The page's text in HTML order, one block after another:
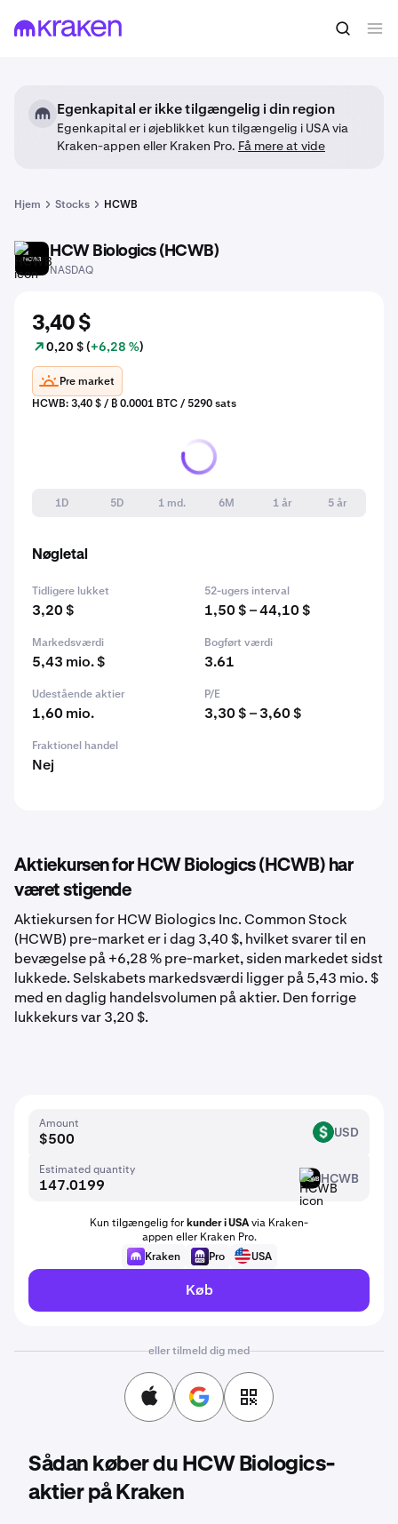
Egenkapital er ikke tilgængelig i din region
Egenkapital er i øjeblikket kun tilgængelig i USA via
Kraken-appen eller Kraken Pro. Få mere at vide
Hjem Stocks HCWB
HCWB HCW Biologics (HCWB)
NASDAQ
3,40 $
0,20 $ (+6,28 %)
Pre market
HCWB: 3,40 $ / ₿ 0.0001 BTC / 5290 sats
1D 5D 1 md. 6M 1 år 5 år
Nøgletal
Tidligere lukket
3,20 $
52-ugers interval
1,50 $ – 44,10 $
Markedsværdi
5,43 mio. $
Bogført værdi
3.61
Udestående aktier
1,60 mio.
P/E
3,30 $ – 3,60 $
Fraktionel handel
Nej
Aktiekursen for HCW Biologics (HCWB) har
været stigende
Aktiekursen for HCW Biologics Inc. Common Stock
(HCWB) pre-market er i dag 3,40 $, hvilket svarer til en
bevægelse på +6,28 % pre-market, siden markedet sidst
lukkede. Selskabets markedsværdi ligger på 5,43 mio. $
med en daglig handelsvolumen på aktier. Den forrige
lukkekurs var 3,20 $.
Amount
USD USD
Estimated quantity
HCWB HCWB
Kun tilgængelig forkunder i USAvia Kraken-
appen eller Kraken Pro.
Kraken
Pro USA
Køb
eller tilmeld dig med
Sådan køber du HCW Biologics-
aktier på Kraken